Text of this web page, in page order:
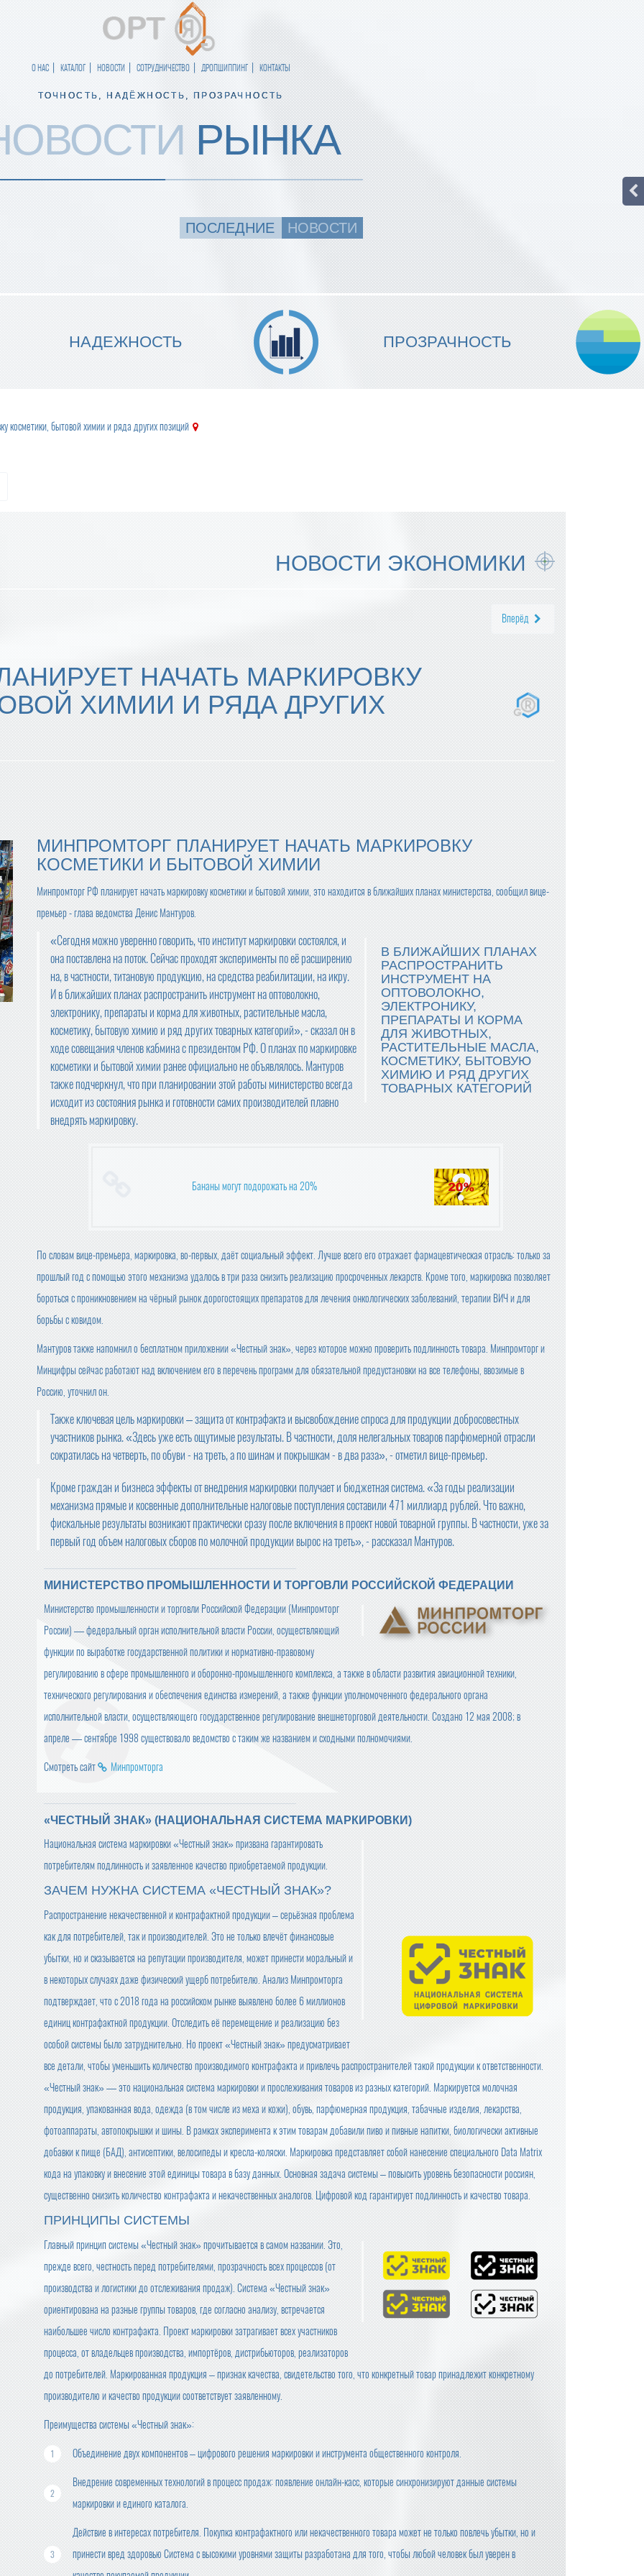
О НАС КАТАЛОГ НОВОСТИ СОТРУДНИЧЕСТВО ДРОПШИППИНГ КОНТАКТЫ
ТОЧНОСТЬ, НАДЁЖНОСТЬ, ПРОЗРАЧНОСТЬ
РЫНКА
ПОСЛЕДНИЕ НОВОСТИ
МЫ ГАРАНТИРУЕМ ТОЧНОСТЬ
ИСПОЛНЕНИЯ
НАДЕЖНОСТЬ
МЫ ОБЕСПЕЧИВАЕМ
НАДЕЖНОСТЬ ИСПОЛНЕНИЯ
ПРОЗРАЧНОСТЬ
косметики, бытовой химии и ряда других позиций
НОВОСТИ ЭКОНОМИКИ
Вперёд
НАЧАТЬ МАРКИРОВКУ
ХИМИИ И РЯДА ДРУГИХ
МИНПРОМТОРГ ПЛАНИРУЕТ НАЧАТЬ МАРКИРОВКУ
КОСМЕТИКИ И БЫТОВОЙ ХИМИИ
Минпромторг РФ планирует начать маркировку косметики и бытовой химии, это находится в ближайших планах министерства, сообщил вице-
премьер - глава ведомства Денис Мантуров.
В БЛИЖАЙШИХ ПЛАНАХ
РАСПРОСТРАНИТЬ
ИНСТРУМЕНТ НА
ОПТОВОЛОКНО,
ЭЛЕКТРОНИКУ,
ПРЕПАРАТЫ И КОРМА
ДЛЯ ЖИВОТНЫХ,
РАСТИТЕЛЬНЫЕ МАСЛА,
КОСМЕТИКУ, БЫТОВУЮ
ХИМИЮ И РЯД ДРУГИХ
ТОВАРНЫХ КАТЕГОРИЙ
«Сегодня можно уверенно говорить, что институт маркировки состоялся, и
она поставлена на поток. Сейчас проходят эксперименты по её расширению
на, в частности, титановую продукцию, на средства реабилитации, на икру.
И в ближайших планах распространить инструмент на оптоволокно,
электронику, препараты и корма для животных, растительные масла,
косметику, бытовую химию и ряд других товарных категорий», - сказал он в
ходе совещания членов кабмина с президентом РФ. О планах по маркировке
косметики и бытовой химии ранее официально не объявлялось. Мантуров
также подчеркнул, что при планировании этой работы министерство всегда
исходит из состояния рынка и готовности самих производителей плавно
внедрять маркировку.
Бананы могут подорожать на 20%
По словам вице-премьера, маркировка, во-первых, даёт социальный эффект. Лучше всего его отражает фармацевтическая отрасль: только за
прошлый год с помощью этого механизма удалось в три раза снизить реализацию просроченных лекарств. Кроме того, маркировка позволяет
бороться с проникновением на чёрный рынок дорогостоящих препаратов для лечения онкологических заболеваний, терапии ВИЧ и для
борьбы с ковидом.
Мантуров также напомнил о бесплатном приложении «Честный знак», через которое можно проверить подлинность товара. Минпромторг и
Минцифры сейчас работают над включением его в перечень программ для обязательной предустановки на все телефоны, ввозимые в
Россию, уточнил он.
Также ключевая цель маркировки – защита от контрафакта и высвобождение спроса для продукции добросовестных
участников рынка. «Здесь уже есть ощутимые результаты. В частности, доля нелегальных товаров парфюмерной отрасли
сократилась на четверть, по обуви - на треть, а по шинам и покрышкам - в два раза», - отметил вице-премьер.
Кроме граждан и бизнеса эффекты от внедрения маркировки получает и бюджетная система. «За годы реализации
механизма прямые и косвенные дополнительные налоговые поступления составили 471 миллиард рублей. Что важно,
фискальные результаты возникают практически сразу после включения в проект новой товарной группы. В частности, уже за
первый год объем налоговых сборов по молочной продукции вырос на треть», - рассказал Мантуров.
МИНИСТЕРСТВО ПРОМЫШЛЕННОСТИ И ТОРГОВЛИ РОССИЙСКОЙ ФЕДЕРАЦИИ
Министерство промышленности и торговли Российской Федерации (Минпромторг
России) — федеральный орган исполнительной власти России, осуществляющий
функции по выработке государственной политики и нормативно-правовому
регулированию в сфере промышленного и оборонно-промышленного комплекса, а также в области развития авиационной техники,
технического регулирования и обеспечения единства измерений, а также функции уполномоченного федерального органа
исполнительной власти, осуществляющего государственное регулирование внешнеторговой деятельности. Создано 12 мая 2008; в
апреле — сентябре 1998 существовало ведомство с таким же названием и сходными полномочиями.
Смотреть сайт Минпромторга
«ЧЕСТНЫЙ ЗНАК» (НАЦИОНАЛЬНАЯ СИСТЕМА МАРКИРОВКИ)
Национальная система маркировки «Честный знак» призвана гарантировать
потребителям подлинность и заявленное качество приобретаемой продукции.
ЗАЧЕМ НУЖНА СИСТЕМА «ЧЕСТНЫЙ ЗНАК»?
Распространение некачественной и контрафактной продукции – серьёзная проблема
как для потребителей, так и производителей. Это не только влечёт финансовые
убытки, но и сказывается на репутации производителя, может принести моральный и
в некоторых случаях даже физический ущерб потребителю. Анализ Минпромторга
подтверждает, что с 2018 года на российском рынке выявлено более 6 миллионов
единиц контрафактной продукции. Отследить её перемещение и реализацию без
особой системы было затруднительно. Но проект «Честный знак» предусматривает
все детали, чтобы уменьшить количество производимого контрафакта и привлечь распространителей такой продукции к ответственности.
«Честный знак» — это национальная система маркировки и прослеживания товаров из разных категорий. Маркируется молочная
продукция, упакованная вода, одежда (в том числе из меха и кожи), обувь, парфюмерная продукция, табачные изделия, лекарства,
фотоаппараты, автопокрышки и шины. В рамках эксперимента к этим товарам добавили пиво и пивные напитки, биологически активные
добавки к пище (БАД), антисептики, велосипеды и кресла-коляски. Маркировка представляет собой нанесение специального Data Matrix
кода на упаковку и внесение этой единицы товара в базу данных. Основная задача системы – повысить уровень безопасности россиян,
существенно снизить количество контрафакта и некачественных аналогов. Цифровой код гарантирует подлинность и качество товара.
ПРИНЦИПЫ СИСТЕМЫ
Главный принцип системы «Честный знак» прочитывается в самом названии. Это,
прежде всего, честность перед потребителями, прозрачность всех процессов (от
производства и логистики до отслеживания продаж). Система «Честный знак»
ориентирована на разные группы товаров, где согласно анализу, встречается
наибольшее число контрафакта. Проект маркировки затрагивает всех участников
процесса, от владельцев производства, импортёров, дистрибьюторов, реализаторов
до потребителей. Маркированная продукция – признак качества, свидетельство того, что конкретный товар принадлежит конкретному
производителю и качество продукции соответствует заявленному.
Преимущества системы «Честный знак»:
Объединение двух компонентов – цифрового решения маркировки и инструмента общественного контроля.
Внедрение современных технологий в процесс продаж: появление онлайн-касс, которые синхронизируют данные системы
маркировки и единого каталога.
Действие в интересах потребителя. Покупка контрафактного или некачественного товара может не только повлечь убытки, но и
принести вред здоровью Система с высокими уровнями защиты разработана для того, чтобы любой человек был уверен в